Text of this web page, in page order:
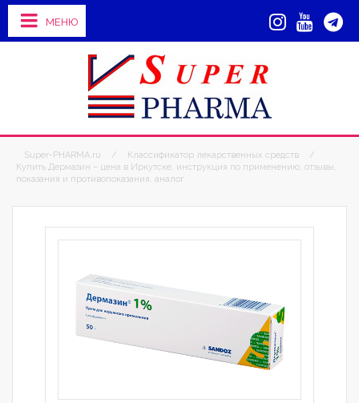
МЕНЮ
Super-PHARMA.ru / Классификатор лекарственных средств
/
Купить Дермазин – цена в Иркутске, инструкция по применению, отзывы,
показания и противопоказания, аналог